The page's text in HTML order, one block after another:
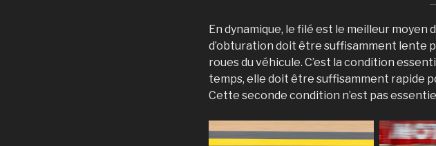
En dynamique, le filé est le meilleur moyen
d’obturation doit être suffisamment lente
roues du véhicule. C’est la condition
temps, elle doit être suffisamment rapide
Cette seconde condition n’est pas